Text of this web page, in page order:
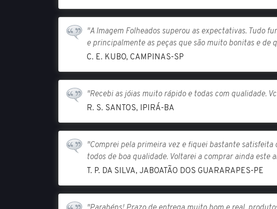
"A Imagem Folheados superou as expectativas. Tudo
e principalmente as peças que são muito bonitas e de
C. E. KUBO, CAMPINAS-SP
"Recebi as jóias muito rápido e todas com qualidade.
R. S. SANTOS, IPIRÁ-BA
"Comprei pela primeira vez e fiquei bastante satisfeita
todos de boa qualidade. Voltarei a comprar ainda este
T. P. DA SILVA, JABOATÃO DOS GUARARAPES-PE